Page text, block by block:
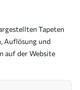
Tapeten
Auflösung und
auf der Website